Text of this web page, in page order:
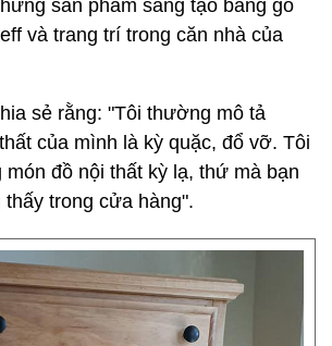
sản phẩm sáng tạo bằng gỗ
và trang trí trong căn nhà của
sẻ rằng: "Tôi thường mô tả
của mình là kỳ quặc, đổ vỡ. Tôi
đồ nội thất kỳ lạ, thứ mà bạn
thấy trong cửa hàng".